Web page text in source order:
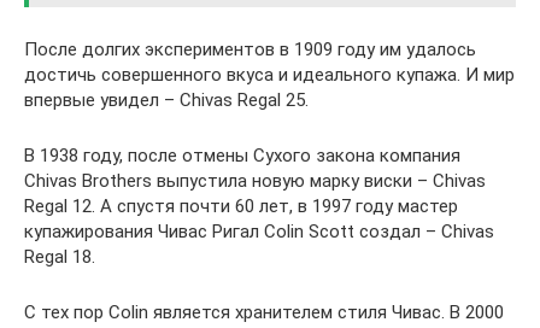
После долгих экспериментов в 1909 году им удалось
достичь совершенного вкуса и идеального купажа. И мир
впервые увидел – Chivas Regal 25.
В 1938 году, после отмены Сухого закона компания
Chivas Brothers выпустила новую марку виски – Chivas
Regal 12. А спустя почти 60 лет, в 1997 году мастер
купажирования Чивас Ригал Colin Scott создал – Chivas
Regal 18.
С тех пор Colin является хранителем стиля Чивас. В 2000